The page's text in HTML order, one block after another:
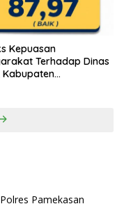
Kepuasan
Terhadap Dinas
Kabupaten